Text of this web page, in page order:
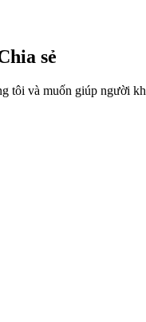
sẻ
tôi và muốn giúp người